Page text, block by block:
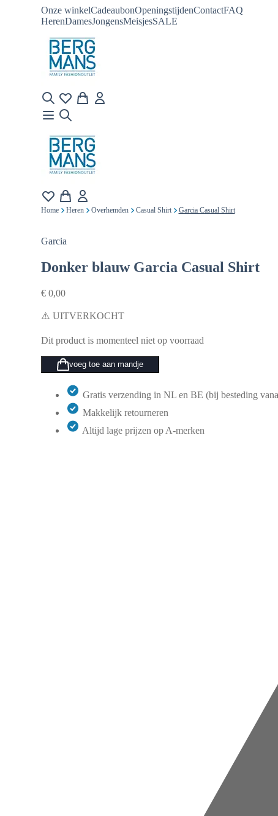
Onze winkelCadeaubonOpeningstijdenContactFAQ
HerenDamesJongensMeisjesSALE
Home Heren Overhemden Casual Shirt Garcia Casual Shirt
Garcia
Donker blauw Garcia Casual Shirt
€0,00
⚠️ UITVERKOCHT
Dit product is momenteel niet op voorraad
voeg toe aan mandje
Gratis verzending in NL en BE (bij besteding
Makkelijk retourneren
Altijd lage prijzen op A-merken